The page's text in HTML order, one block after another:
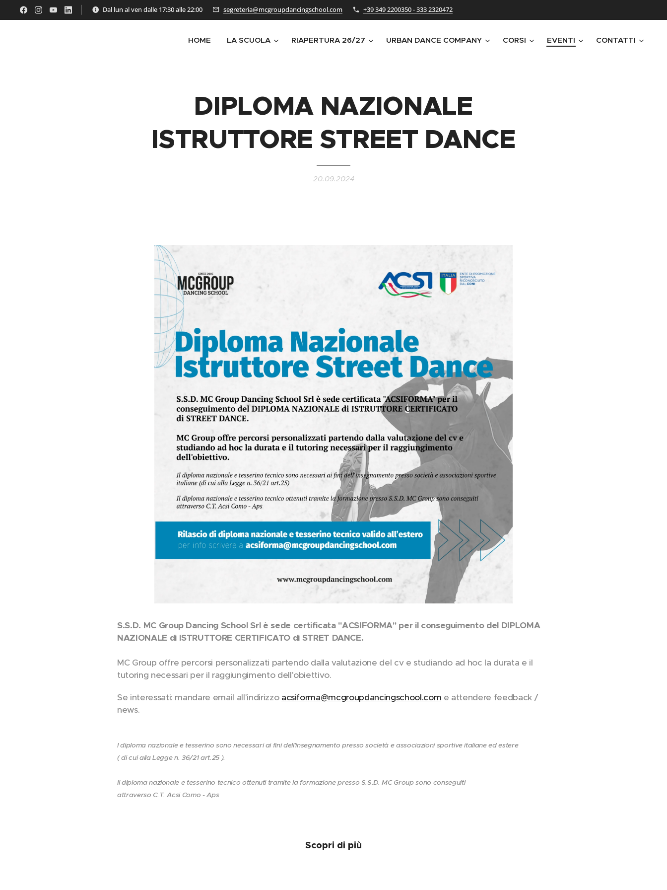
Dal lun al ven dalle 17:30 alle 22:00 segreteria@mcgroupdancingschool.com +39 349 2200350 - 333 2320472
HOME LA SCUOLA RIAPERTURA 26/27 URBAN DANCE COMPANY CORSI EVENTI CONTATTI
DIPLOMA NAZIONALE
ISTRUTTORE STREET DANCE
20.09.2024
S.S.D. MC Group Dancing School Srl è sede certificata "ACSIFORMA" per il conseguimento del DIPLOMA
NAZIONALE di ISTRUTTORE CERTIFICATO di STRET DANCE.
MC Group offre percorsi personalizzati partendo dalla valutazione del cv e studiando ad hoc la durata e il
tutoring necessari per il raggiungimento dell'obiettivo.
Se interessati: mandare email all'indirizzo acsiforma@mcgroupdancingschool.com e attendere feedback /
news.
l diploma nazionale e tesserino sono necessari ai fini dell'insegnamento presso società e associazioni sportive italiane ed estere
( di cui alla Legge n. 36/21 art.25 ).
Il diploma nazionale e tesserino tecnico ottenuti tramite la formazione presso S.S.D. MC Group sono conseguiti
attraverso C.T. Acsi Como - Aps
Scopri di più